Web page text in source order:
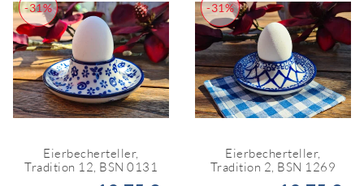
-31%
Eierbecherteller,
Tradition 12, BSN 0131
-31%
Eierbecherteller,
Tradition 2, BSN 1269